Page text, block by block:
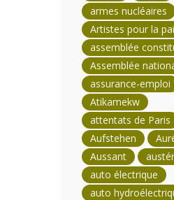
armes nucléaires
Artistes pour la
assemblée
Assemblée
assurance-emploi
Atikamekw
attentats de Paris
Aufstehen
Aussant
auto électrique
auto